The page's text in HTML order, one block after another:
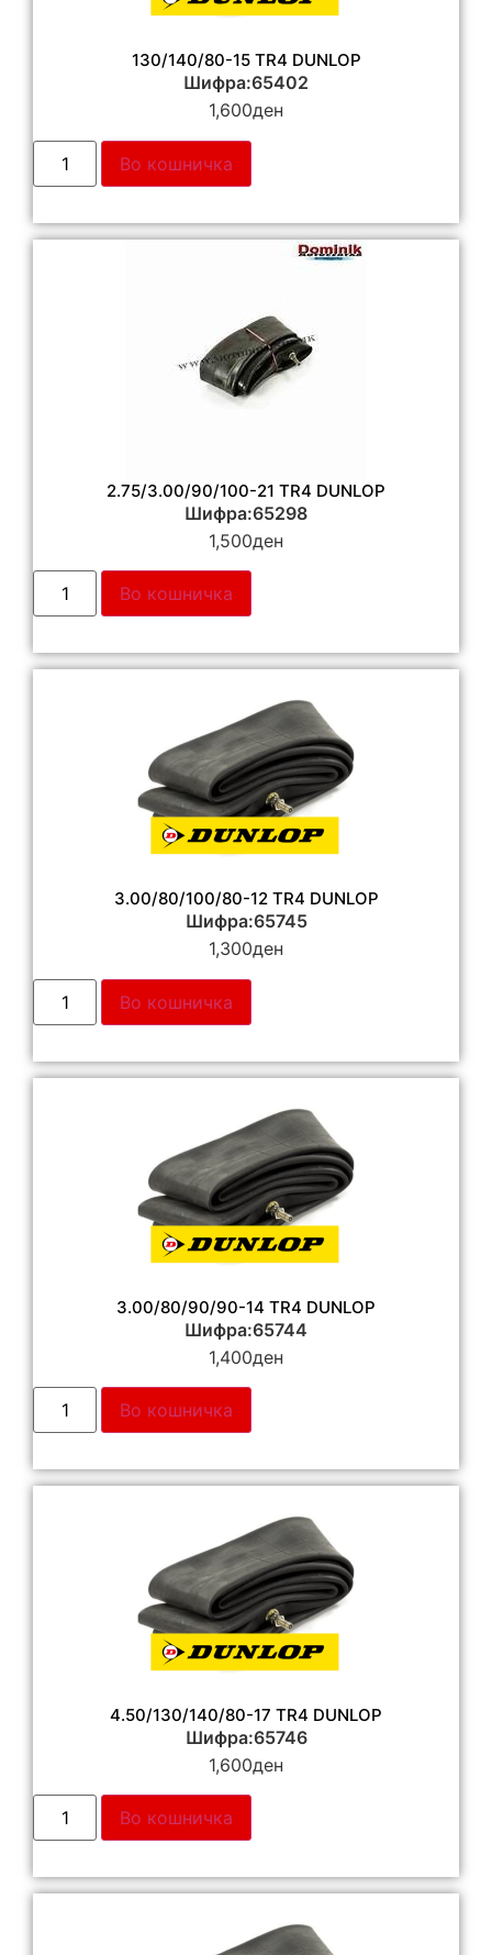
130/140/80-15 TR4 DUNLOP
Шифра:65402
1,600ден
Во кошничка
2.75/3.00/90/100-21 TR4 DUNLOP
Шифра:65298
1,500ден
Во кошничка
3.00/80/100/80-12 TR4 DUNLOP
Шифра:65745
1,300ден
Во кошничка
3.00/80/90/90-14 TR4 DUNLOP
Шифра:65744
1,400ден
Во кошничка
4.50/130/140/80-17 TR4 DUNLOP
Шифра:65746
1,600ден
Во кошничка